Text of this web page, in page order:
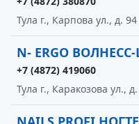
Тула г., Карпова ул., д. 94
N- ERGO
+7 (4872) 419060
Тула г., Каракозова ул.,